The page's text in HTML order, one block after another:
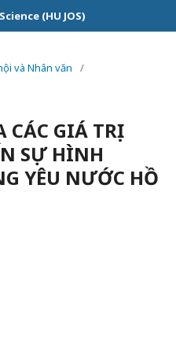
(HU JOS)
và Nhân văn
/
CÁC GIÁ TRỊ
SỰ HÌNH
YÊU NƯỚC HỒ